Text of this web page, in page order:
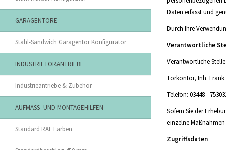
GARAGENTORE
Stahl-Sandwich Garagentor Konfigurator
INDUSTRIETORANTRIEBE
Industrieantriebe & Zubehör
AUFMASS- UND MONTAGEHILFEN
Standard RAL Farben
Daten erfasst und
Durch Ihre
Verantwortliche
Verantwortliche
Torkontor, Inh. Frank
Telefon: 03448 -
Sofern Sie der
einzelne
Zugriffsdaten